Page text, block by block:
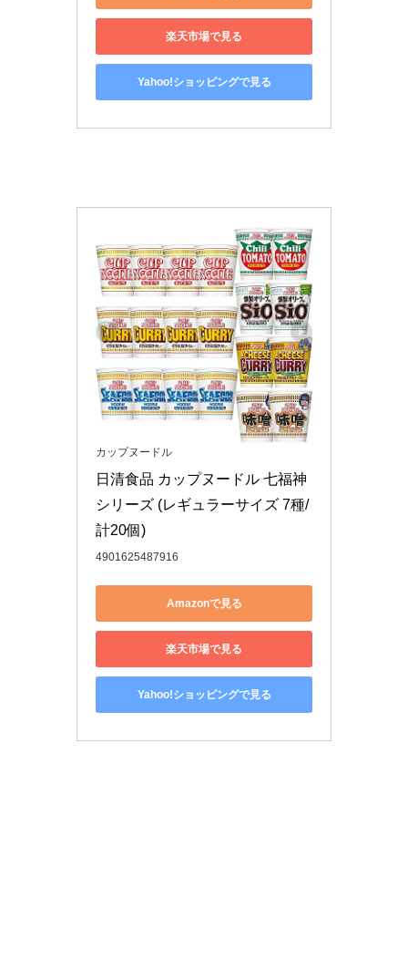
楽天市場で見る
Yahoo!ショッピングで見る
カップヌードル
日清食品 カップヌードル 七福神
シリーズ (レギュラーサイズ 7種/
計20個)
4901625487916
Amazonで見る
楽天市場で見る
Yahoo!ショッピングで見る